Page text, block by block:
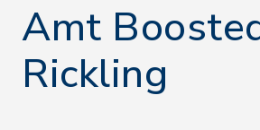
Amt
Rickling